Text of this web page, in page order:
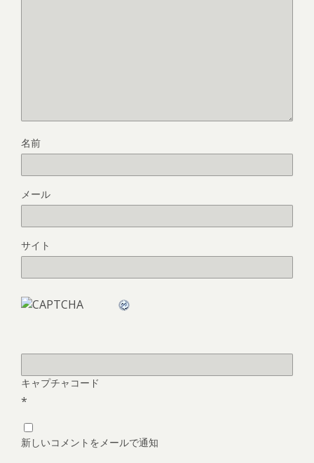
名前
メール
サイト
キャプチャコード
*
新しいコメントをメールで通知